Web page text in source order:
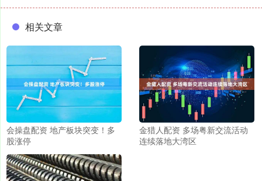
相关文章
会操盘配资 地产板块突变！多
股涨停
金猎人配资 多场粤新交流活动
连续落地大湾区